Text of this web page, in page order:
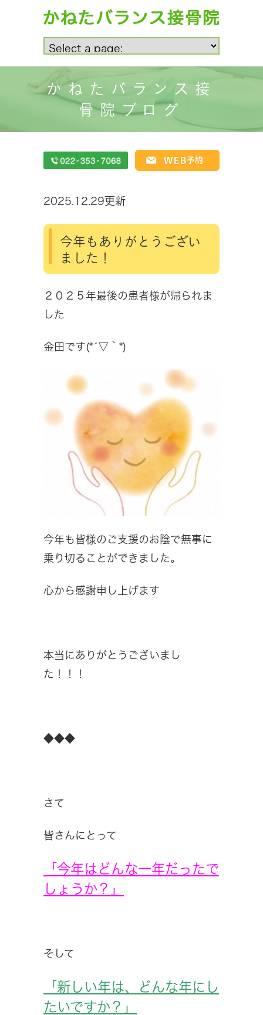
かねたバランス接
骨院ブログ
2025.12.29更新
今年もありがとうござい
ました！
２０２５年最後の患者様が帰られま
した
金田です(*´▽｀*)
今年も皆様のご支援のお陰で無事に
乗り切ることができました。
心から感謝申し上げます
本当にありがとうございまし
た！！！
◆◆◆
さて
皆さんにとって
「今年はどんな一年だったで
しょうか？」
そして
「新しい年は、どんな年にし
たいですか？」